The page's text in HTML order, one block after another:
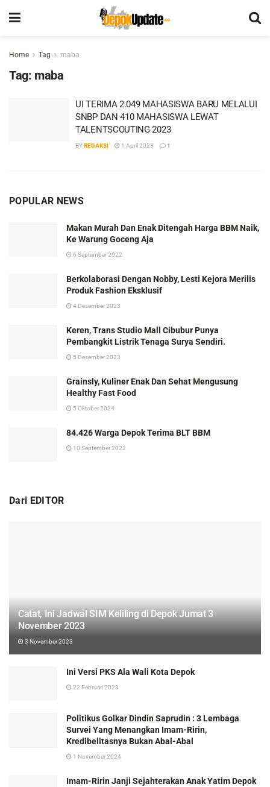
Home Tag maba
Tag: maba
UI TERIMA 2.049 MAHASISWA BARU MELALUI
SNBP DAN 410 MAHASISWA LEWAT
TALENTSCOUTING 2023
BYREDAKSI 1 April 2023 1
POPULAR NEWS
Makan Murah Dan Enak Ditengah Harga BBM Naik,
Ke Warung Goceng Aja
6 September 2022
Berkolaborasi Dengan Nobby, Lesti Kejora Merilis
Produk Fashion Eksklusif
4 Desember 2023
Keren, Trans Studio Mall Cibubur Punya
Pembangkit Listrik Tenaga Surya Sendiri.
5 Desember 2023
Grainsly, Kuliner Enak Dan Sehat Mengusung
Healthy Fast Food
5 Oktober 2024
84.426 Warga Depok Terima BLT BBM
10 September 2022
Dari EDITOR
Catat, Ini Jadwal SIM Keliling di Depok Jumat 3
November 2023
3 November 2023
Ini Versi PKS Ala Wali Kota Depok
22 Februari 2023
Politikus Golkar Dindin Saprudin : 3 Lembaga
Survei Yang Menangkan Imam-Ririn,
Kredibelitasnya Bukan Abal-Abal
1 November 2024
Imam-Ririn Janji Sejahterakan Anak Yatim Depok